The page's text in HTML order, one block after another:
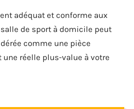
adéquat et conforme aux
de sport à domicile peut
comme une pièce
réelle plus-value à votre